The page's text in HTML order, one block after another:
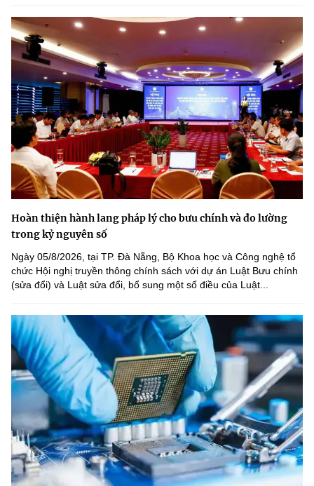
Hoàn thiện hành lang pháp lý cho bưu chính và đo lường
trong kỷ nguyên số
Ngày 05/8/2026, tại TP. Đà Nẵng, Bộ Khoa học và Công nghệ tổ
chức Hội nghị truyền thông chính sách với dự án Luật Bưu chính
(sửa đổi) và Luật sửa đổi, bổ sung một số điều của Luật...